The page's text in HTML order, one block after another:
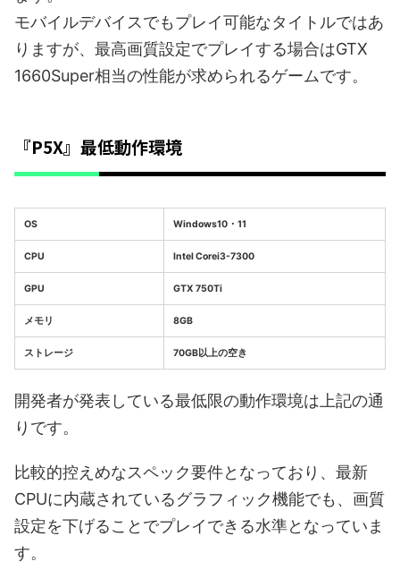
モバイルデバイスでもプレイ可能なタイトルではあ
りますが、最高画質設定でプレイする場合はGTX
1660Super相当の性能が求められるゲームです。
『P5X』最低動作環境
OS Windows10・11
CPU Intel Corei3-7300
GPU GTX 750Ti
メモリ 8GB
ストレージ 70GB以上の空き
開発者が発表している最低限の動作環境は上記の通
りです。
比較的控えめなスペック要件となっており、最新
CPUに内蔵されているグラフィック機能でも、画質
設定を下げることでプレイできる水準となっていま
す。